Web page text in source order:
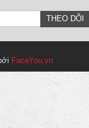
FaceYou.vn